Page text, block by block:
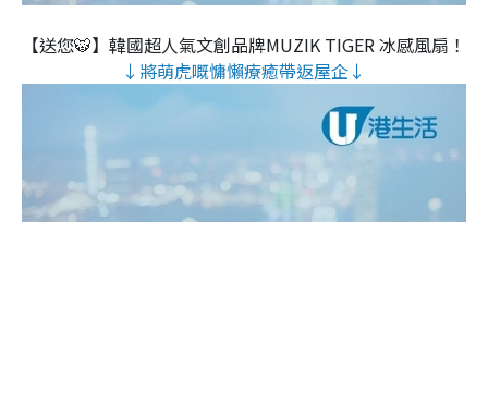
【送您🐯】韓國超人氣文創品牌MUZIK TIGER 冰感風扇！
↓將萌虎嘅慵懶療癒帶返屋企↓